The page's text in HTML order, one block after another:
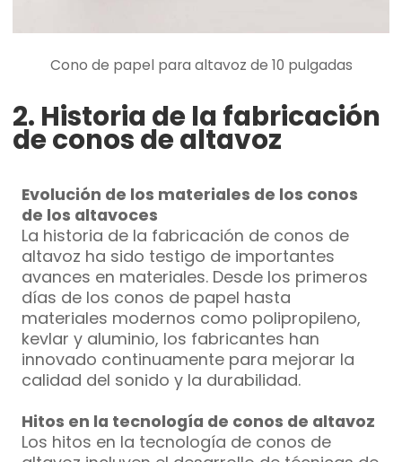
Cono de papel para altavoz de 10 pulgadas
2. Historia de la fabricación
de conos de altavoz
Evolución de los materiales de los conos
de los altavoces
La historia de la fabricación de conos de
altavoz ha sido testigo de importantes
avances en materiales. Desde los primeros
días de los conos de papel hasta
materiales modernos como polipropileno,
kevlar y aluminio, los fabricantes han
innovado continuamente para mejorar la
calidad del sonido y la durabilidad.
Hitos en la tecnología de conos de altavoz
Los hitos en la tecnología de conos de